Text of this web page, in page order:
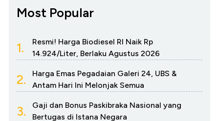
Most Popular
1.
Resmi! Harga Biodiesel RI Naik Rp
14.924/Liter, Berlaku Agustus 2026
2.
Harga Emas Pegadaian Galeri 24, UBS &
Antam Hari Ini Melonjak Semua
3.
Gaji dan Bonus Paskibraka Nasional yang
Bertugas di Istana Negara